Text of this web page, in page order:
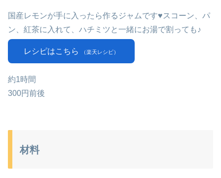
国産レモンが手に入ったら作るジャムです♥スコーン、パ
ン、紅茶に入れて、ハチミツと一緒にお湯で割っても♪
レシピはこちら （楽天レシピ）
約1時間
300円前後
材料